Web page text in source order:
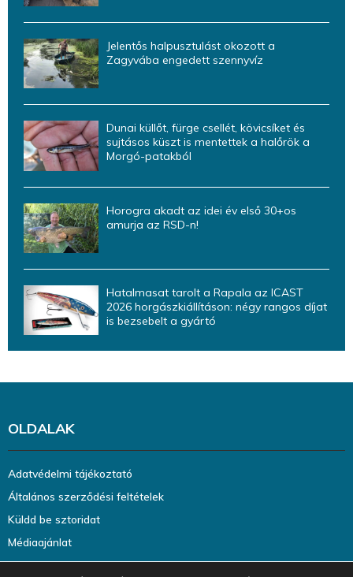
Jelentős halpusztulást okozott a
Zagyvába engedett szennyvíz
Dunai küllőt, fürge csellét, kövicsíket és
sujtásos küszt is mentettek a halőrök a
Morgó-patakból
Horogra akadt az idei év első 30+os
amurja az RSD-n!
Hatalmasat tarolt a Rapala az ICAST
2026 horgászkiállításon: négy rangos díjat
is bezsebelt a gyártó
OLDALAK
Adatvédelmi tájékoztató
Általános szerződési feltételek
Küldd be sztoridat
Médiaajánlat